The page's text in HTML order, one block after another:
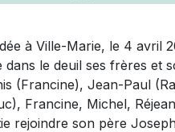
à Ville-Marie, le 4 avril
dans le deuil ses frères
(Francine), Jean-Paul
Francine, Michel,
rejoindre son père